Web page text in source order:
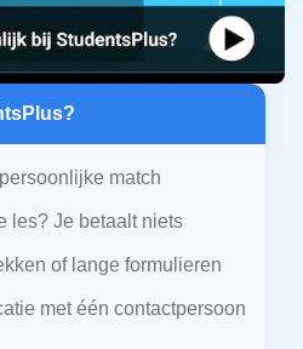
match
les? Je betaalt niets
of lange formulieren
met één contactpersoon